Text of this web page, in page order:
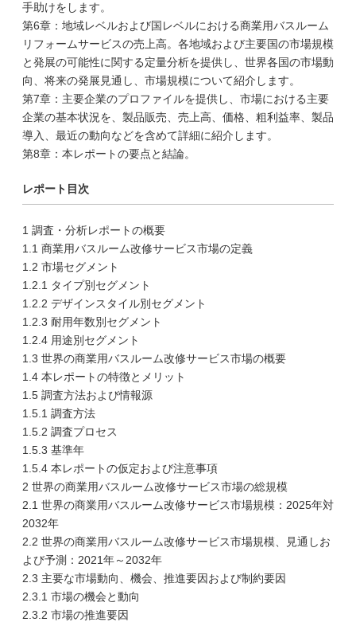
手助けをします。
第6章：地域レベルおよび国レベルにおける商業用バスルーム
リフォームサービスの売上高。各地域および主要国の市場規模
と発展の可能性に関する定量分析を提供し、世界各国の市場動
向、将来の発展見通し、市場規模について紹介します。
第7章：主要企業のプロファイルを提供し、市場における主要
企業の基本状況を、製品販売、売上高、価格、粗利益率、製品
導入、最近の動向などを含めて詳細に紹介します。
第8章：本レポートの要点と結論。
レポート目次
1 調査・分析レポートの概要
1.1 商業用バスルーム改修サービス市場の定義
1.2 市場セグメント
1.2.1 タイプ別セグメント
1.2.2 デザインスタイル別セグメント
1.2.3 耐用年数別セグメント
1.2.4 用途別セグメント
1.3 世界の商業用バスルーム改修サービス市場の概要
1.4 本レポートの特徴とメリット
1.5 調査方法および情報源
1.5.1 調査方法
1.5.2 調査プロセス
1.5.3 基準年
1.5.4 本レポートの仮定および注意事項
2 世界の商業用バスルーム改修サービス市場の総規模
2.1 世界の商業用バスルーム改修サービス市場規模：2025年対
2032年
2.2 世界の商業用バスルーム改修サービス市場規模、見通しお
よび予測：2021年～2032年
2.3 主要な市場動向、機会、推進要因および制約要因
2.3.1 市場の機会と動向
2.3.2 市場の推進要因